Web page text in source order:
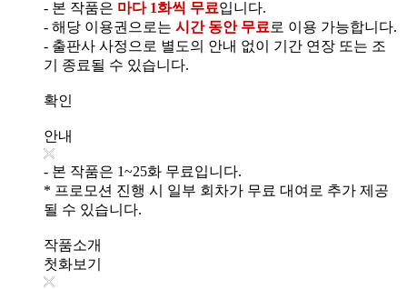
- 본 작품은 마다 1화씩 무료입니다.
- 해당 이용권으로는 시간 동안 무료 로 이용 가능합니다.
- 출판사 사정으로 별도의 안내 없이 기간 연장 또는 조
기 종료될 수 있습니다.
확인
안내
- 본 작품은 1~25화 무료입니다.
* 프로모션 진행 시 일부 회차가 무료 대여로 추가 제공
될 수 있습니다.
작품소개
첫화보기